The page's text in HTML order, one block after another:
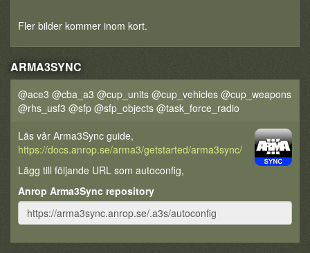
Fler bilder kommer inom kort.
ARMA3SYNC
@ace3 @cba_a3 @cup_units @cup_vehicles @cup_weapons
@rhs_usf3 @sfp @sfp_objects @task_force_radio
Läs vår Arma3Sync guide,
https://docs.anrop.se/arma3/getstarted/arma3sync/
Lägg till följande URL som autoconfig,
Anrop Arma3Sync repository